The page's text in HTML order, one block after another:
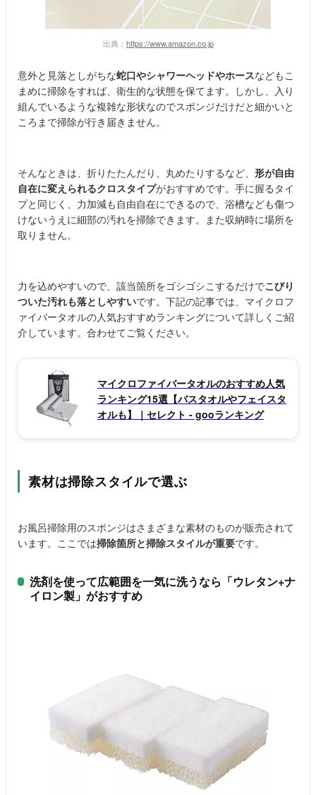
出典： https://www.amazon.co.jp
意外と見落としがちな蛇口やシャワーヘッドやホースなどもこ
まめに掃除をすれば、衛生的な状態を保てます。しかし、入り
組んでいるような複雑な形状なのでスポンジだけだと細かいと
ころまで掃除が行き届きません。
そんなときは、折りたたんだり、丸めたりするなど、 形が自由
自在に変えられるクロスタイプがおすすめです。手に握るタイ
プと同じく、力加減も自由自在にできるので、浴槽なども傷つ
けないうえに細部の汚れを掃除できます。また収納時に場所を
取りません。
力を込めやすいので、該当箇所をゴシゴシこするだけでこびり
ついた汚れも落としやすいです。下記の記事では、マイクロフ
ァイバータオルの人気おすすめランキングについて詳しくご紹
介しています。合わせてご覧ください。
マイクロファイバータオルのおすすめ人気
ランキング15選【バスタオルやフェイスタ
オルも】｜セレクト - gooランキング
素材は掃除スタイルで選ぶ
お風呂掃除用のスポンジはさまざまな素材のものが販売されて
います。ここでは掃除箇所と掃除スタイルが重要です。
洗剤を使って広範囲を一気に洗うなら「ウレタン+ナ
イロン製」がおすすめ